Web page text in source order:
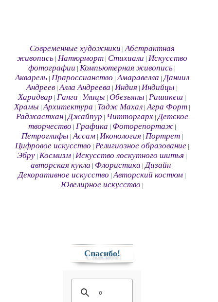
Современные художники |Абстрактная
живопись| Натюрморт| Стихиали Искусство
фотографии |Компьютерная живопись
Акварель| Прароссианство |Амаравелла |Даниил
Андреев |Алла Андреева |Индия |Индийцы
Харидвар |Ганга Улицы |Обезьяны |Ришикеш
Храмы |Архитектура Тадж Махал|Агра Форт|
Раджастхан|Джайпур Читторгарх|Детское
творчество Графика Фоторепортаж|
Петроглифы |Ассам| Иконология Портрет|
Цифровое искусство Религиозное образование|
Эбру |Космизм |Искусство лоскутного шитья
авторская кукла Флористика |Дизайн|
Декоративное искусство |Авторский костюм
Ювелирное искусство
Спасибо!